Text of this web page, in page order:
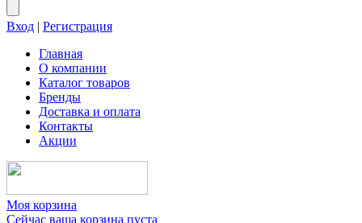
Вход | Регистрация
Главная
О компании
Каталог товаров
Бренды
Доставка и оплата
Контакты
Акции
Моя корзина
Сейчас ваша корзина пуста